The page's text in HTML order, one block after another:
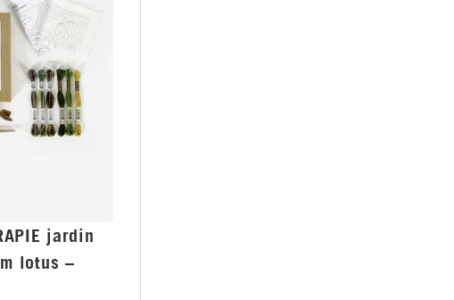
jardin
lotus –